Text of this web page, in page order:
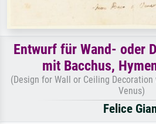
Entwurf für Wand- oder
mit Bacchus,
(Design for Wall or Ceiling Decoration
Venus)
Felice